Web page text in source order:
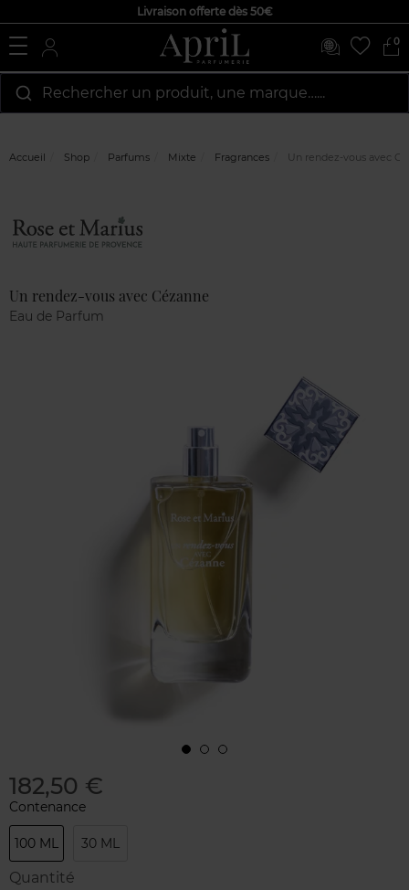
Livraison offerte dès 50€
0
Rechercher un produit, une marque…...
Accueil Shop Parfums Mixte Fragrances Un rendez-vous avec
Un rendez-vous avec Cézanne
Eau de Parfum
182,50 €
Contenance
100 ML 30 ML
Quantité